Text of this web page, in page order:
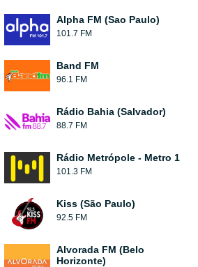
Alpha FM (Sao Paulo)
101.7 FM
Band FM
96.1 FM
Rádio Bahia (Salvador)
88.7 FM
Rádio Metrópole - Metro 1
101.3 FM
Kiss (São Paulo)
92.5 FM
Alvorada FM (Belo
Horizonte)